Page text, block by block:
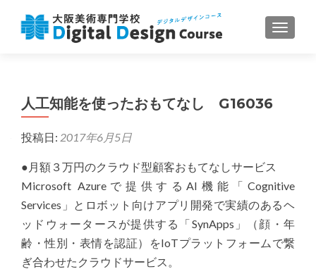
ナビゲ
人工知能を使ったおもてなし G16036
投稿日: 2017年6月5日
●月額３万円のクラウド型顧客おもてなしサービス
Microsoft Azureで提供するAI機能「Cognitive
Services」とロボット向けアプリ開発で実績のあるヘ
ッドウォータースが提供する「SynApps」（顔・年
齢・性別・表情を認証）をIoTプラットフォームで繋
ぎ合わせたクラウドサービス。